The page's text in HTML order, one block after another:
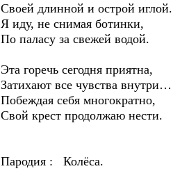
Своей длинной и острой иглой.
Я иду, не снимая ботинки,
По паласу за свежей водой.
Эта горечь сегодня приятна,
Затихают все чувства внутри…
Побеждая себя многократно,
Свой крест продолжаю нести.
Пародия : Колёса.